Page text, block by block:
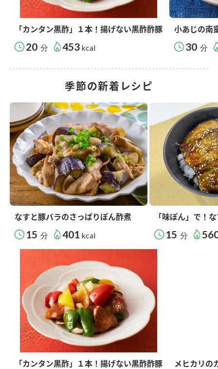
「カンタン黒酢」１本！揚げない黒酢酢豚
20 分 453 kcal
小あじの南
30 分
季節の新着レシピ
なすと豚バラのさっぱりぽん酢煮
15 分 401 kcal
「味ぽん」で！
15 分
「カンタン黒酢」１本！揚げない黒酢酢豚 メヒカリの